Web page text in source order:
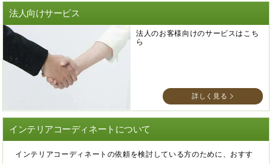
法人向けサービス
法人のお客様向けのサービスはこち
ら
詳しく見る
インテリアコーディネートについて
インテリアコーディネートの依頼を検討している方のために、おすす